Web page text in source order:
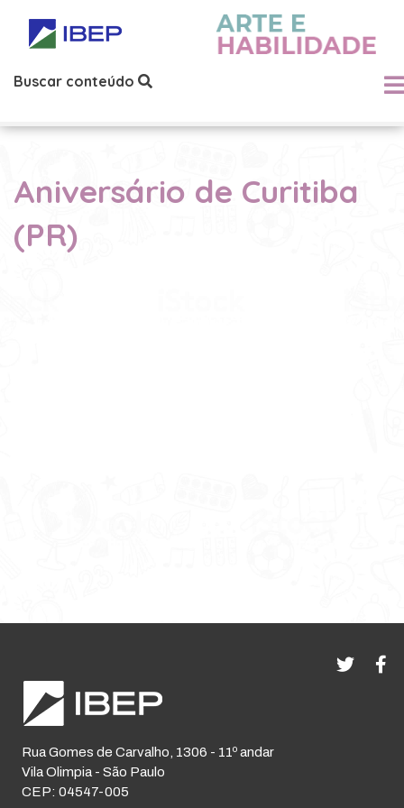
Buscar conteúdo
Aniversário de Curitiba
(PR)
Rua Gomes de Carvalho, 1306 - 11º andar
Vila Olimpia - São Paulo
CEP: 04547-005